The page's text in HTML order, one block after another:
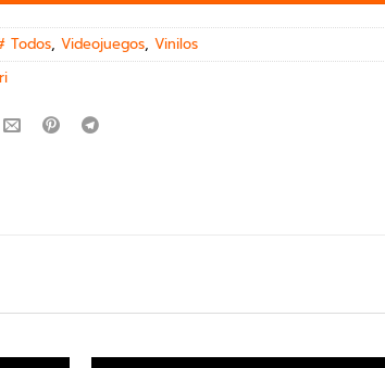
Todos, Videojuegos, Vinilos